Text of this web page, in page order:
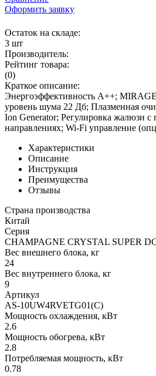
Оформить заявку
Остаток на складе:
3 шт
Производитель:
Рейтинг товара:
(0)
Краткое описание:
Энергоэффективность А++;
уровень шума 22 Дб; Плазменная
Ion Generator; Регулировка жалюзи с
направлениях; Wi-Fi управление
Характеристики
Описание
Инструкция
Преимущества
Отзывы
Страна производства
Китай
Серия
CHAMPAGNE CRYSTAL SUPER
Вес внешнего блока, кг
24
Вес внутреннего блока, кг
9
Артикул
AS-10UW4RVETG01(C)
Мощность охлаждения, кВт
2.6
Мощность обогрева, кВт
2.8
Потребляемая мощность, кВт
0.78